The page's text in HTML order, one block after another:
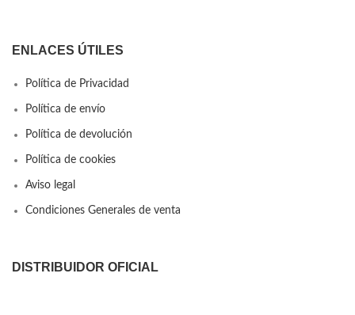
ENLACES ÚTILES
Política de Privacidad
Política de envío
Política de devolución
Política de cookies
Aviso legal
Condiciones Generales de venta
DISTRIBUIDOR OFICIAL